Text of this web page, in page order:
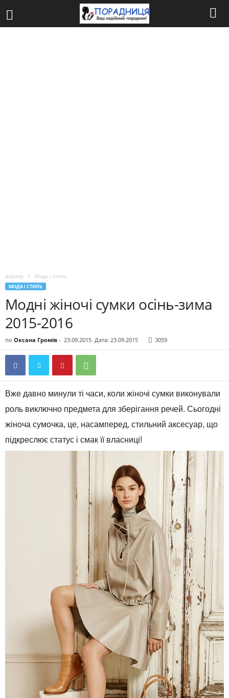
додому Мода і стиль
МОДА І СТИЛЬ
Модні жіночі сумки осінь-зима
2015-2016
по Оксана Громів - 23.09.2015 Дата: 23.09.2015 3059
Вже давно минули ті часи, коли жіночі сумки виконували
роль виключно предмета для зберігання речей. Сьогодні
жіноча сумочка, це, насамперед, стильний аксесуар, що
підкреслює статус і смак її власниці!